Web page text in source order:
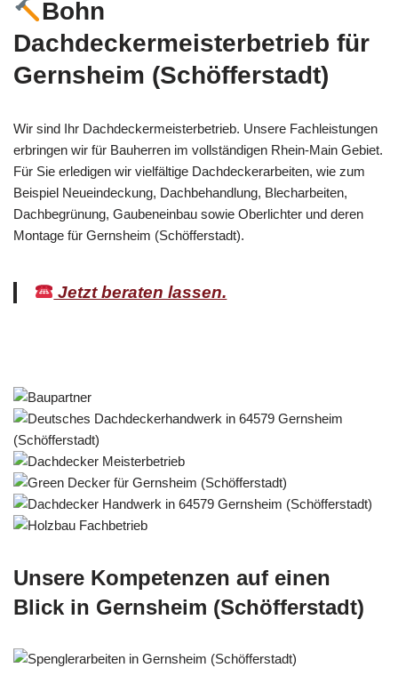
Bohn
Dachdeckermeisterbetrieb für
Gernsheim (Schöfferstadt)
Wir sind Ihr Dachdeckermeisterbetrieb. Unsere Fachleistungen
erbringen wir für Bauherren im vollständigen Rhein-Main Gebiet.
Für Sie erledigen wir vielfältige Dachdeckerarbeiten, wie zum
Beispiel Neueindeckung, Dachbehandlung, Blecharbeiten,
Dachbegrünung, Gaubeneinbau sowie Oberlichter und deren
Montage für Gernsheim (Schöfferstadt).
Jetzt beraten lassen.
Unsere Kompetenzen auf einen
Blick in Gernsheim (Schöfferstadt)